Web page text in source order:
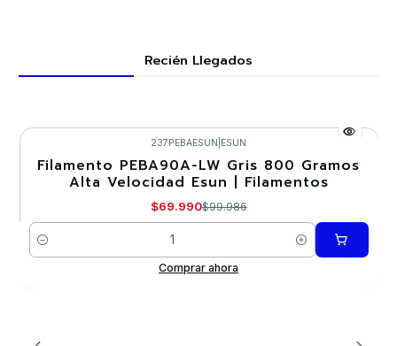
Recién Llegados
-30%
237PEBAESUN ESUN
Filamento PEBA90A-LW Gris 800 Gramos
Alta Velocidad Esun | Filamentos
$69.990$99.986
Cantidad
Comprar ahora